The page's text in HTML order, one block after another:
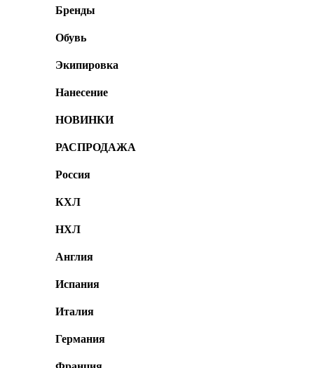
Бренды
Обувь
Экипировка
Нанесение
НОВИНКИ
РАСПРОДАЖА
Россия
КХЛ
НХЛ
Англия
Испания
Италия
Германия